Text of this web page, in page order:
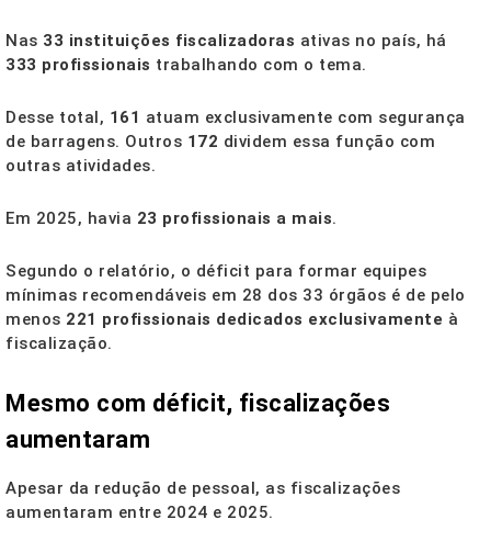
Nas 33 instituições fiscalizadoras ativas no país, há
333 profissionais trabalhando com o tema.
Desse total, 161 atuam exclusivamente com segurança
de barragens. Outros 172 dividem essa função com
outras atividades.
Em 2025, havia 23 profissionais a mais.
Segundo o relatório, o déficit para formar equipes
mínimas recomendáveis em 28 dos 33 órgãos é de pelo
menos 221 profissionais dedicados exclusivamente à
fiscalização.
Mesmo com déficit, fiscalizações
aumentaram
Apesar da redução de pessoal, as fiscalizações
aumentaram entre 2024 e 2025.